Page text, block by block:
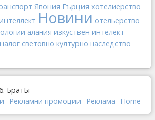
Япония Гърция хотелиерство
Новини отельерство
алания изкуствен интелект
световно културно наследство
БратБг
Рекламни промоции Реклама Home